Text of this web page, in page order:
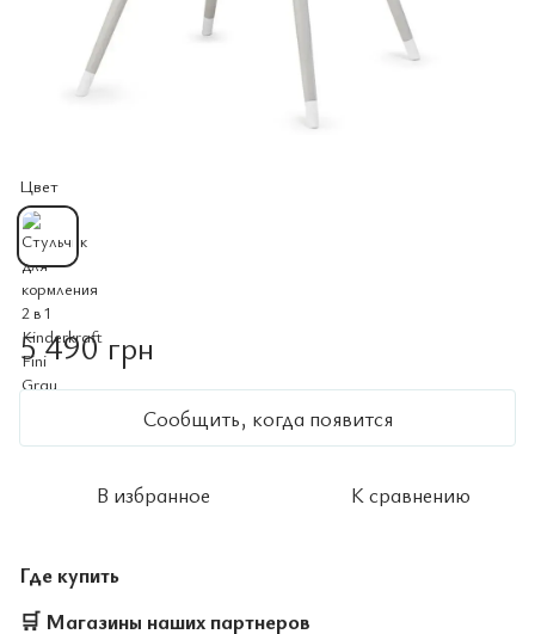
Цвет
5 490 грн
Сообщить, когда появится
В избранное К сравнению
Где купить
🛒 Магазины наших партнеров